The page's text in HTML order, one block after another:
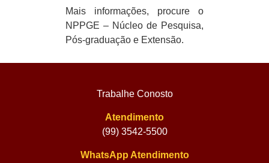
Mais informações, procure o
NPPGE – Núcleo de Pesquisa,
Pós-graduação e Extensão.
Trabalhe Conosto
Atendimento
(99) 3542-5500
WhatsApp Atendimento